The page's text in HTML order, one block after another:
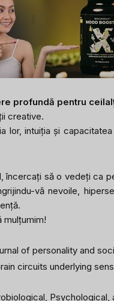
profundă pentru
creative.
lor, intuiția și
să o vedeți ca
vă nevoile,
mulțumim!
of personality and
circuits underlying
Psychological,